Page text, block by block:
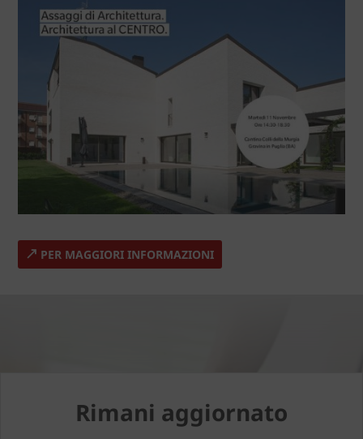
PER MAGGIORI INFORMAZIONI
Rimani aggiornato